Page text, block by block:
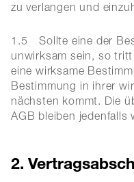
zu verlangen und
1.5
Sollte eine der
unwirksam sein, so
eine wirksame
Bestimmung in ihrer
nächsten kommt. Die
AGB bleiben jedenfalls
2.